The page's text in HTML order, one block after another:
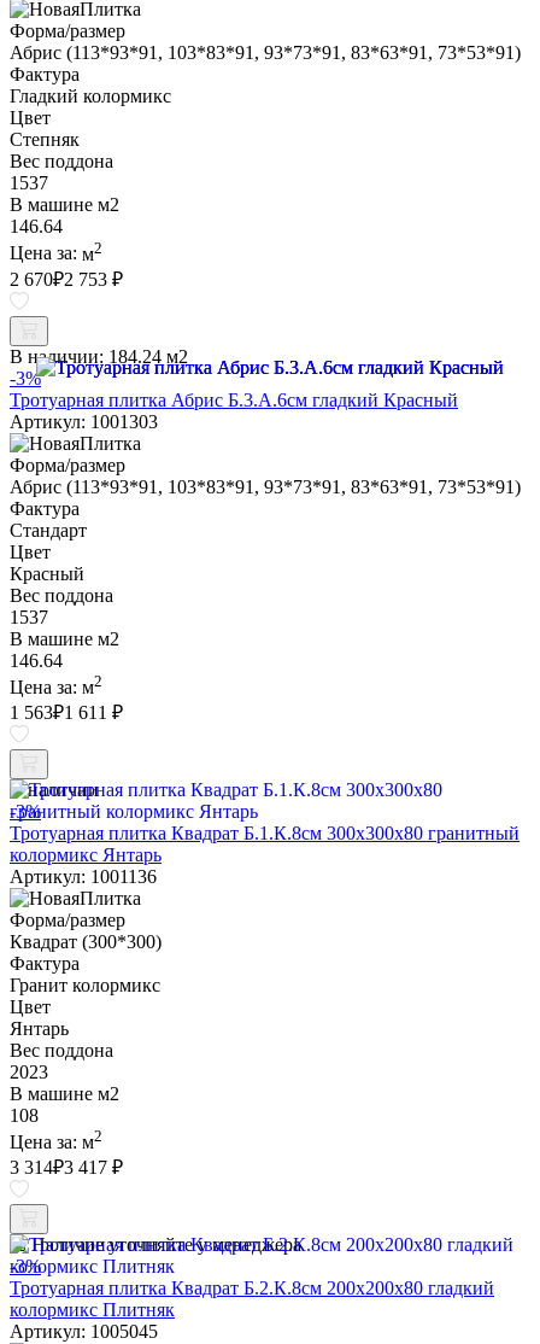
Форма/размер
Абрис (113*93*91, 103*83*91, 93*73*91, 83*63*91, 73*53*91)
Фактура
Гладкий колормикс
Цвет
Степняк
Вес поддона
1537
В машине м2
146.64
Цена за: м2
2 670₽2 753 ₽
В наличии: 184.24 м2
-3%
Тротуарная плитка Абрис Б.3.А.6см гладкий Красный
Артикул: 1001303
Форма/размер
Абрис (113*93*91, 103*83*91, 93*73*91, 83*63*91, 73*53*91)
Фактура
Стандарт
Цвет
Красный
Вес поддона
1537
В машине м2
146.64
Цена за: м2
1 563₽1 611 ₽
В наличии
-3%
Тротуарная плитка Квадрат Б.1.К.8см 300х300х80 гранитный
колормикс Янтарь
Артикул: 1001136
Форма/размер
Квадрат (300*300)
Фактура
Гранит колормикс
Цвет
Янтарь
Вес поддона
2023
В машине м2
108
Цена за: м2
3 314₽3 417 ₽
Наличие уточняйте у менеджера
-3%
Тротуарная плитка Квадрат Б.2.К.8см 200х200х80 гладкий
колормикс Плитняк
Артикул: 1005045